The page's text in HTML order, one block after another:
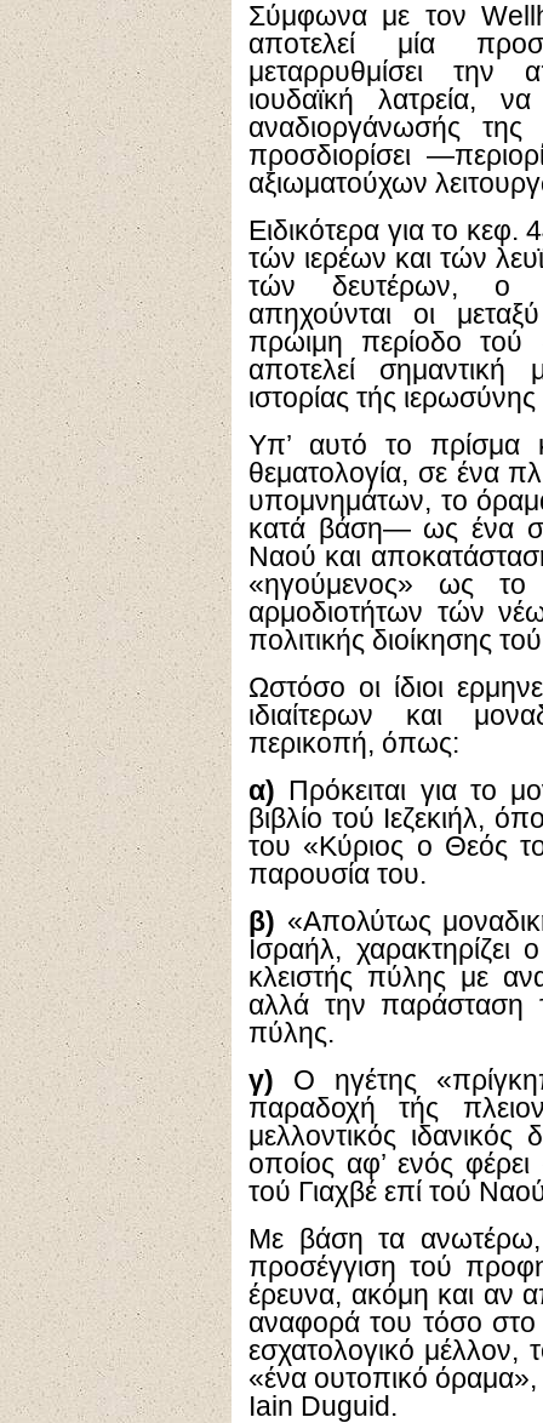
Σύμφωνα με τον
αποτελεί μία
μεταρρυθμίσει την
ιουδαϊκή λατρεία,
αναδιοργάνωσής
προσδιορίσει
αξιωματούχων
Ειδικότερα για το κεφ.
τών ιερέων και τών
τών δευτέρων,
απηχούνται οι
πρώιμη περίοδο τού
αποτελεί σημαντική
ιστορίας τής
Υπ’ αυτό το πρίσμα
θεματολογία, σε ένα
υπομνημάτων, το
κατά βάση— ως ένα
Ναού και
«ηγούμενος» ως
αρμοδιοτήτων τών
πολιτικής διοίκησης
Ωστόσο οι ίδιοι
ιδιαίτερων και
περικοπή, όπως:
α) Πρόκειται για το
βιβλίο τού Ιεζεκιήλ,
του «Κύριος ο Θεός
παρουσία του.
β) «Απολύτως
Ισραήλ, χαρακτηρίζει
κλειστής πύλης με
αλλά την παράσταση
πύλης.
γ) Ο ηγέτης
παραδοχή τής
μελλοντικός
οποίος αφ’ ενός φέρει
τού Γιαχβέ επί τού
Με βάση τα ανωτέρω,
προσέγγιση τού
έρευνα, ακόμη και αν
αναφορά του τόσο στο
εσχατολογικό μέλλον,
«ένα ουτοπικό όραμα»,
Iain Duguid.